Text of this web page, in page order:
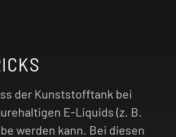
der Kunststofftank bei
E-Liquids (z. B.
werden kann. Bei diesen